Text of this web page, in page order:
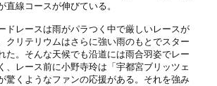
直線コースが伸びている。
ドレースは雨がパラつく中で厳しいレースが
クリテリウムはさらに強い雨のもとでスター
た。そんな天候でも沿道には雨合羽姿でレー
、レース前に小野寺玲は「宇都宮ブリッツェ
驚くようなファンの応援がある。それを強み